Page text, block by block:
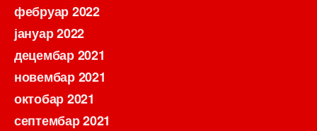
фебруар 2022
јануар 2022
децембар 2021
новембар 2021
октобар 2021
септембар 2021